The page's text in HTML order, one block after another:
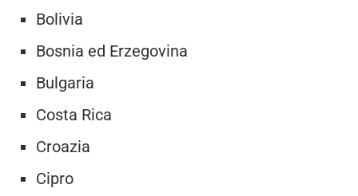
Bolivia
Bosnia ed Erzegovina
Bulgaria
Costa Rica
Croazia
Cipro